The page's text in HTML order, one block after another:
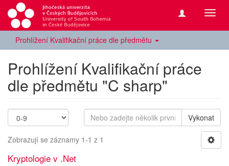
Prohlížení Kvalifikační práce dle předmětu
Prohlížení Kvalifikační práce
dle předmětu "C sharp"
Vykonat
Zobrazují se záznamy 1-1 z 1
Kryptologie v .Net